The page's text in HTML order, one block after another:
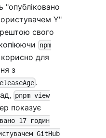
"опубліковано
Y"
свого
npm
для
з
.
pnpm view
показує
17 годин
GitHub